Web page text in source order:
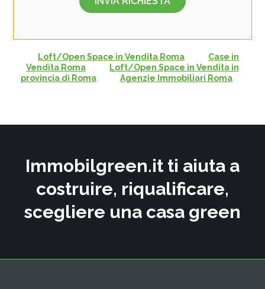
Loft/Open Space in Vendita Roma
Case in
Vendita Roma
Loft/Open Space in Vendita in
provincia di Roma
Agenzie Immobiliari Roma
Immobilgreen.it ti aiuta a
costruire, riqualificare,
scegliere una casa green